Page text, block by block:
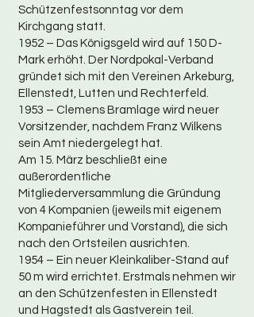
Schützenfestsonntag vor dem
Kirchgang statt.
1952 – Das Königsgeld wird auf 150 D-
Mark erhöht. Der Nordpokal-Verband
gründet sich mit den Vereinen Arkeburg,
Ellenstedt, Lutten und Rechterfeld.
1953 – Clemens Bramlage wird neuer
Vorsitzender, nachdem Franz Wilkens
sein Amt niedergelegt hat.
Am 15. März beschließt eine
außerordentliche
Mitgliederversammlung die Gründung
von 4 Kompanien (jeweils mit eigenem
Kompanieführer und Vorstand), die sich
nach den Ortsteilen ausrichten.
1954 – Ein neuer Kleinkaliber-Stand auf
50 m wird errichtet. Erstmals nehmen wir
an den Schützenfesten in Ellenstedt
und Hagstedt als Gastverein teil.